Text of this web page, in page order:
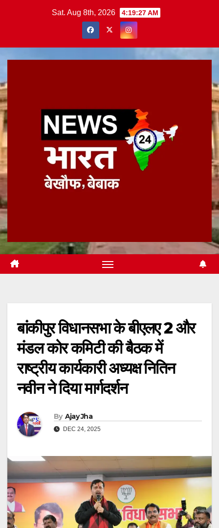
Sat. Aug 8th, 2026 4:19:27 AM
बांकीपुर विधानसभा के बीएलए 2 और
मंडल कोर कमिटी की बैठक में
राष्ट्रीय कार्यकारी अध्यक्ष नितिन
नवीन ने दिया मार्गदर्शन
By Ajay Jha
DEC 24, 2025